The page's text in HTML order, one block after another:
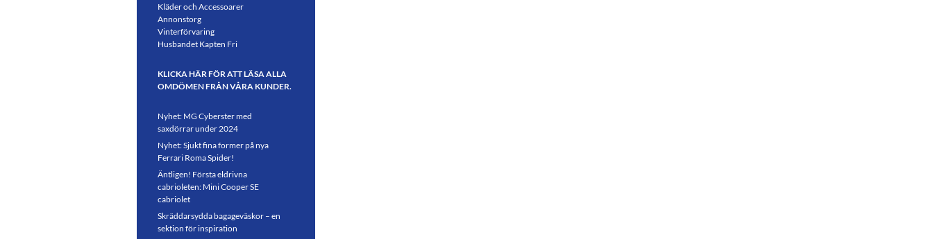
Kläder och Accessoarer
Annonstorg
Vinterförvaring
Husbandet Kapten Fri
KLICKA HÄR FÖR ATT LÄSA ALLA
OMDÖMEN FRÅN VÅRA KUNDER.
Nyhet: MG Cyberster med
saxdörrar under 2024
Nyhet: Sjukt fina former på nya
Ferrari Roma Spider!
Äntligen! Första eldrivna
cabrioleten: Mini Cooper SE
cabriolet
Skräddarsydda bagageväskor – en
sektion för inspiration